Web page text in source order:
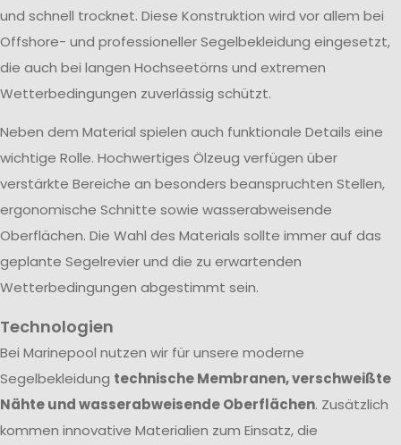
und schnell trocknet. Diese Konstruktion wird vor allem bei
Offshore- und professioneller Segelbekleidung eingesetzt,
die auch bei langen Hochseetörns und extremen
Wetterbedingungen zuverlässig schützt.
Neben dem Material spielen auch funktionale Details eine
wichtige Rolle. Hochwertiges Ölzeug verfügen über
verstärkte Bereiche an besonders beanspruchten Stellen,
ergonomische Schnitte sowie wasserabweisende
Oberflächen. Die Wahl des Materials sollte immer auf das
geplante Segelrevier und die zu erwartenden
Wetterbedingungen abgestimmt sein.
Technologien
Bei Marinepool nutzen wir für unsere moderne
Segelbekleidung technische Membranen, verschweißte
Nähte und wasserabweisende Oberflächen. Zusätzlich
kommen innovative Materialien zum Einsatz, die